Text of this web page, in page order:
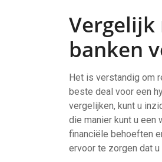
banken
Het is verstandig om
beste deal voor een
vergelijken, kunt u
die manier kunt u
financiële behoeften
ervoor te zorgen dat